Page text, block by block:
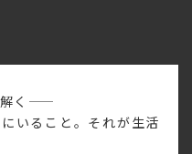
――
いること。それが生活